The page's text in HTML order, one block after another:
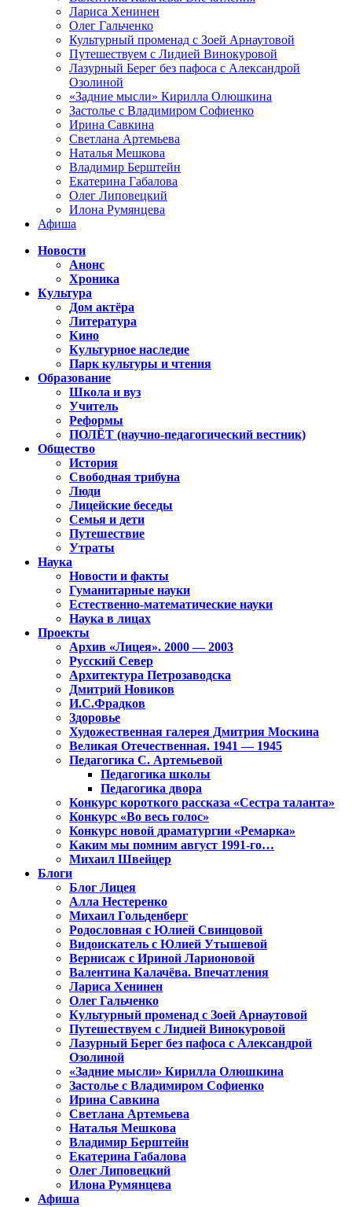
Лариса Хенинен
Олег Гальченко
Культурный променад с Зоей Арнаутовой
Путешествуем с Лидией Винокуровой
Лазурный Берег без пафоса с Александрой
Озолиной
«Задние мысли» Кирилла Олюшкина
Застолье с Владимиром Софиенко
Ирина Савкина
Светлана Артемьева
Наталья Мешкова
Владимир Берштейн
Екатерина Габалова
Олег Липовецкий
Илона Румянцева
Афиша
Новости
Анонс
Хроника
Культура
Дом актёра
Литература
Кино
Культурное наследие
Парк культуры и чтения
Образование
Школа и вуз
Учитель
Реформы
ПОЛЁТ (научно-педагогический вестник)
Общество
История
Свободная трибуна
Люди
Лицейские беседы
Семья и дети
Путешествие
Утраты
Наука
Новости и факты
Гуманитарные науки
Естественно-математические науки
Наука в лицах
Проекты
Архив «Лицея». 2000 — 2003
Русский Север
Архитектура Петрозаводска
Дмитрий Новиков
И.С.Фрадков
Здоровье
Художественная галерея Дмитрия Москина
Великая Отечественная. 1941 — 1945
Педагогика С. Артемьевой
Педагогика школы
Педагогика двора
Конкурс короткого рассказа «Сестра таланта»
Конкурс «Во весь голос»
Конкурс новой драматургии «Ремарка»
Каким мы помним август 1991-го…
Михаил Швейцер
Блоги
Блог Лицея
Алла Нестеренко
Михаил Гольденберг
Родословная с Юлией Свинцовой
Видоискатель с Юлией Утышевой
Вернисаж с Ириной Ларионовой
Валентина Калачёва. Впечатления
Лариса Хенинен
Олег Гальченко
Культурный променад с Зоей Арнаутовой
Путешествуем с Лидией Винокуровой
Лазурный Берег без пафоса с Александрой
Озолиной
«Задние мысли» Кирилла Олюшкина
Застолье с Владимиром Софиенко
Ирина Савкина
Светлана Артемьева
Наталья Мешкова
Владимир Берштейн
Екатерина Габалова
Олег Липовецкий
Илона Румянцева
Афиша